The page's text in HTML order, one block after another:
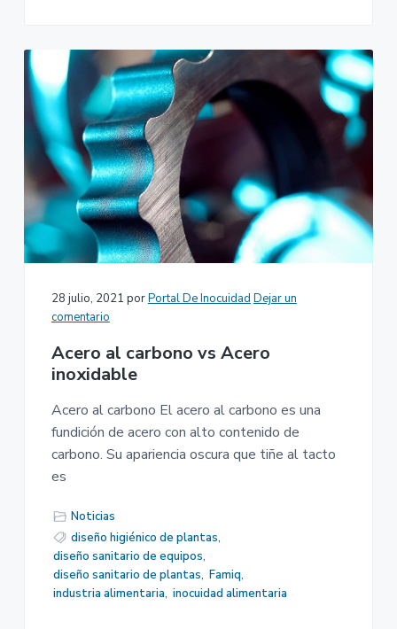
28 julio, 2021 porPortal De Inocuidad Dejar un
comentario
Acero al carbono vs Acero
inoxidable
Acero al carbono El acero al carbono es una
fundición de acero con alto contenido de
carbono. Su apariencia oscura que tiñe al tacto
es
Noticias
diseño higiénico de plantas,
diseño sanitario de equipos,
diseño sanitario de plantas, Famiq,
industria alimentaria, inocuidad alimentaria